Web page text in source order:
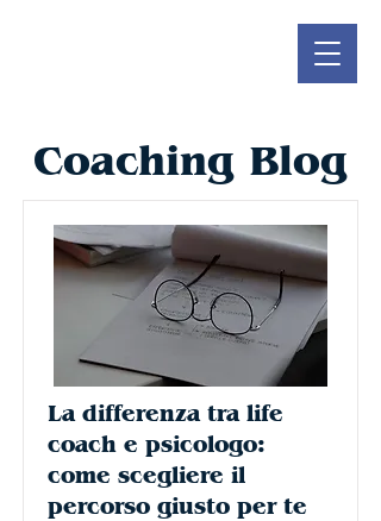
Coaching Blog
La differenza tra life
coach e psicologo:
come scegliere il
percorso giusto per te